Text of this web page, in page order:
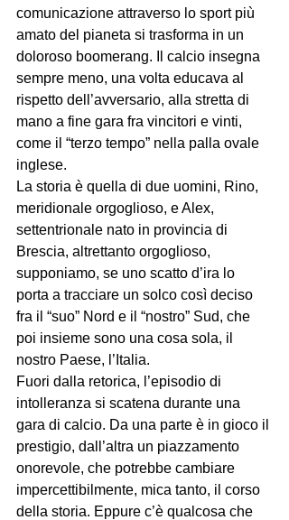
comunicazione attraverso lo sport più
amato del pianeta si trasforma in un
doloroso boomerang. Il calcio insegna
sempre meno, una volta educava al
rispetto dell’avversario, alla stretta di
mano a fine gara fra vincitori e vinti,
come il “terzo tempo” nella palla ovale
inglese.
La storia è quella di due uomini, Rino,
meridionale orgoglioso, e Alex,
settentrionale nato in provincia di
Brescia, altrettanto orgoglioso,
supponiamo, se uno scatto d’ira lo
porta a tracciare un solco così deciso
fra il “suo” Nord e il “nostro” Sud, che
poi insieme sono una cosa sola, il
nostro Paese, l’Italia.
Fuori dalla retorica, l’episodio di
intolleranza si scatena durante una
gara di calcio. Da una parte è in gioco il
prestigio, dall’altra un piazzamento
onorevole, che potrebbe cambiare
impercettibilmente, mica tanto, il corso
della storia. Eppure c’è qualcosa che